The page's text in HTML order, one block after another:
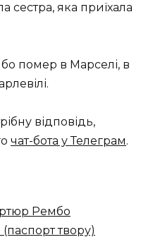
сестра, яка приїхала
помер в Марселі, в
відповідь,
чат-бота у Телеграм.
Рембо
твору)